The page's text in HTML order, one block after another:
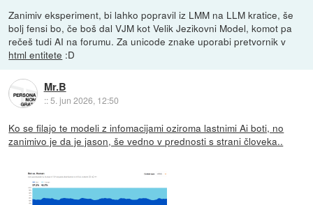
Zanimiv eksperiment, bi lahko popravil iz LMM na LLM kratice, še
bolj fensi bo, če boš dal VJM kot Velik Jezikovni Model, komot pa
rečeš tudi AI na forumu. Za unicode znake uporabi pretvornik v
html entitete :D
Mr.B
::5. jun 2026, 12:50
Ko se filajo te modeli z infomacijami oziroma lastnimi Ai boti, no
zanimivo je da je jason, še vedno v prednosti s strani človeka..